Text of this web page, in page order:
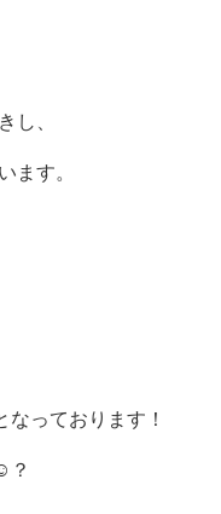
し、
ます。
っております！
？